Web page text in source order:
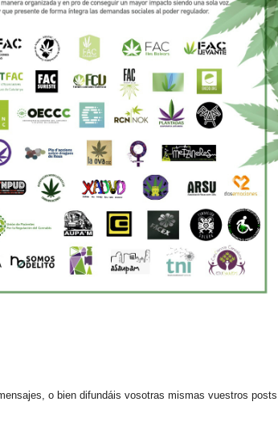
o bien difundáis vosotras mismas vuestros